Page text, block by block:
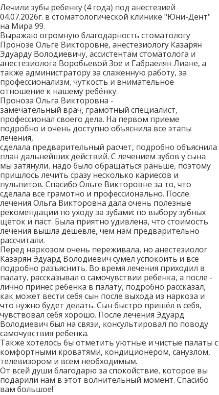
Лечили зубы ребенку (4 года) под анестезией
04.07.2026г. в стоматологической клинике "Юни-Дент"
на Мира 99.
Выражаю огромную благодарность стоматологу
Пронозе Ольге Викторовне, анестезиологу Казарян
Эдуарду Володиевичу, ассистентам стоматолога и
анестезиолога Воробьевой Зое и Габраелян Лиане, а
также администратору за слаженную работу, за
профессионализм, чуткость и внимательное
отношение к нашему ребёнку.
Проноза Ольга Викторовна -
замечательный врач, грамотный специалист,
профессионал своего дела. На первом приеме
подробно и очень доступно объяснила все этапы
лечения,
сделала предварительный расчет, подробно объяснила
план дальнейших действий. С лечением зубов у сына
мы затянули, надо было обращаться раньше, поэтому
пришлось лечить сразу несколько кариесов и
пульпитов. Спасибо Ольге Викторовне за то, что
сделала все грамотно и профессионально. После
лечения Ольга Викторовна дала очень полезные
рекомендации по уходу за зубами: по выбору зубных
щеток и паст. Была приятно удивлена, что стоимость
лечения вышла дешевле, чем нам предварительно
рассчитали.
Перед наркозом очень переживала, но анестезиолог
Казарян Эдуард Володиевич сумел успокоить и всё
подробно разъяснить. Во время лечения приходил в
палату, рассказывал о самочувствии ребенка, а после -
лично принёс ребёнка в палату, подробно рассказал,
как может вести себя сын после выхода из наркоза и
что нужно будет делать. Сын быстро пришёл в себя,
чувствовал себя хорошо. После лечения Эдуард
Володиевич был на связи, консультировал по поводу
самочувствия ребенка.
Также хотелось бы отметить уютные и чистые палаты с
комфортными кроватями, кондиционером, санузлом,
телевизором и всем необходимым.
От всей души благодарю за спокойствие, которое вы
подарили нам в этот волнительный момент. Спасибо
вам большое!